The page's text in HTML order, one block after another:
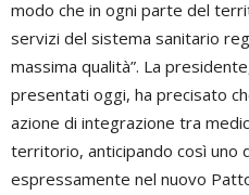
modo che in ogni parte del
servizi del sistema sanitario
massima qualità”. La
presentati oggi, ha precisato
azione di integrazione tra
territorio, anticipando così uno
espressamente nel nuovo